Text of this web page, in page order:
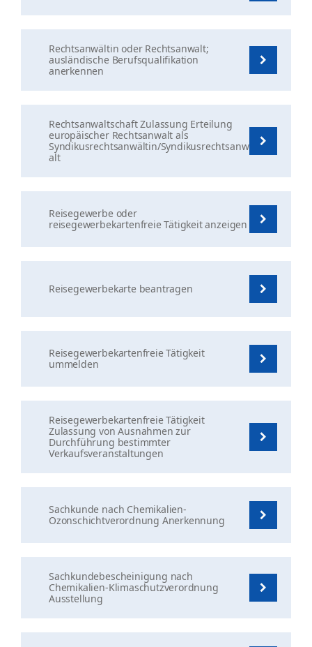
Rechtsanwältin oder Rechtsanwalt;
ausländische Berufsqualifikation
anerkennen
Rechtsanwaltschaft Zulassung Erteilung
europäischer Rechtsanwalt als
Syndikusrechtsanwältin/Syndikusrechtsanw
alt
Reisegewerbe oder
reisegewerbekartenfreie Tätigkeit anzeigen
Reisegewerbekarte beantragen
Reisegewerbekartenfreie Tätigkeit
ummelden
Reisegewerbekartenfreie Tätigkeit
Zulassung von Ausnahmen zur
Durchführung bestimmter
Verkaufsveranstaltungen
Sachkunde nach Chemikalien-
Ozonschichtverordnung Anerkennung
Sachkundebescheinigung nach
Chemikalien-Klimaschutzverordnung
Ausstellung